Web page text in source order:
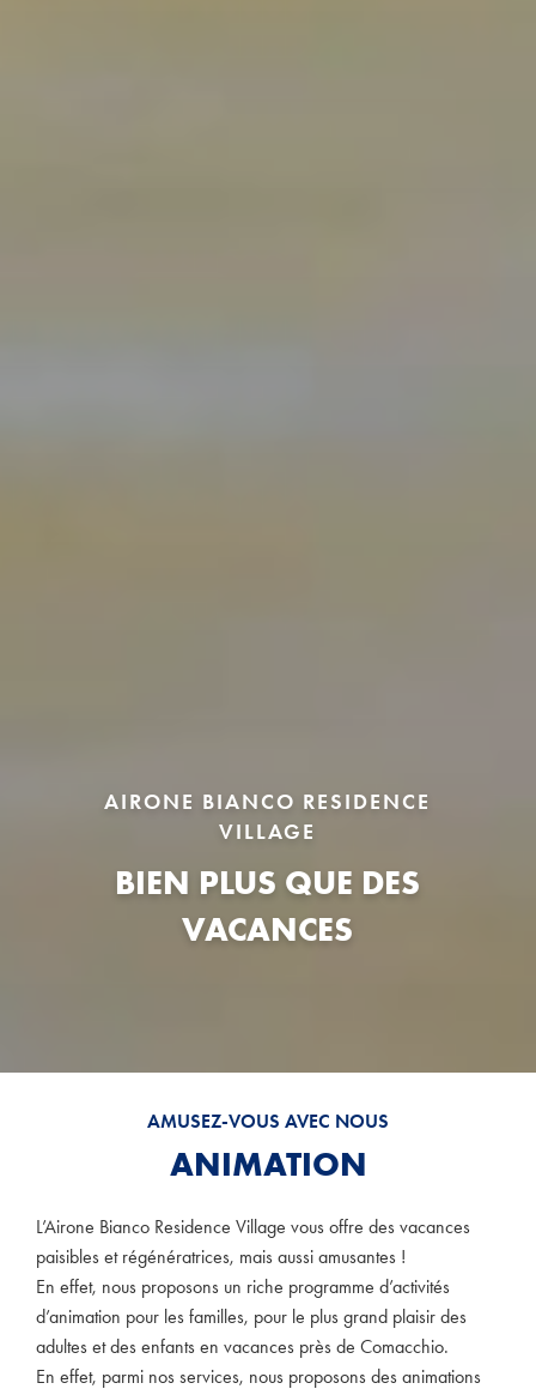
AIRONE BIANCO RESIDENCE
VILLAGE
BIEN PLUS QUE DES
VACANCES
AMUSEZ-VOUS AVEC NOUS
ANIMATION
L’Airone Bianco Residence Village vous offre des vacances
paisibles et régénératrices, mais aussi amusantes !
En effet, nous proposons un riche programme d’activités
d’animation pour les familles, pour le plus grand plaisir des
adultes et des enfants en vacances près de Comacchio.
En effet, parmi nos services, nous proposons des animations